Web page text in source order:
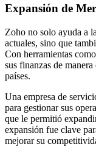
Expansión de
Zoho no solo ayuda a
actuales, sino que
Con herramientas
sus finanzas de
países.
Una empresa de
para gestionar sus
que le permitió
expansión fue clave
mejorar su